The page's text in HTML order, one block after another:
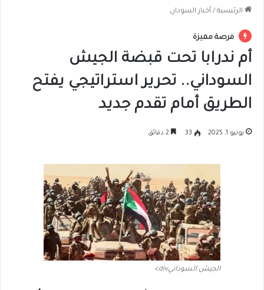
الرئيسية / أخبار السودان
فرصة مميزة
أم ندرابا تحت قبضة الجيش
السوداني.. تحرير استراتيجي يفتح
الطريق أمام تقدم جديد
يونيو 1, 2025 33
الجيش السودانيdiv>